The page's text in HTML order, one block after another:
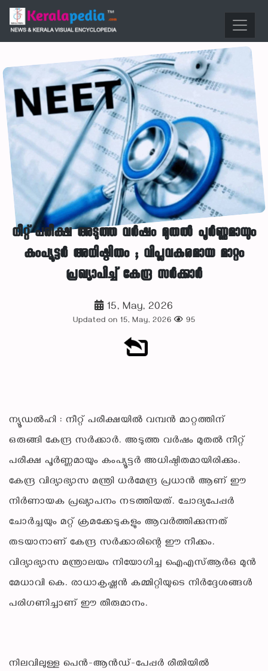
നീറ്റ് പരീക്ഷ അടുത്ത വർഷം മുതൽ പൂർണ്ണമായും
കംപ്യൂട്ടർ അധിഷ്ഠിതം ; വിപ്ലവകരമായ മാറ്റം
പ്രഖ്യാപിച്ച് കേന്ദ്ര സർക്കാർ
15, May, 2026
Updated on 15, May, 2026 95
ന്യൂഡൽഹി : നീറ്റ് പരീക്ഷയിൽ വമ്പൻ മാറ്റത്തിന്
ഒരുങ്ങി കേന്ദ്ര സർക്കാർ. അടുത്ത വർഷം മുതൽ നീറ്റ്
പരീക്ഷ പൂർണ്ണമായും കംപ്യൂട്ടർ അധിഷ്ഠിതമായിരിക്കും.
കേന്ദ്ര വിദ്യാഭ്യാസ മന്ത്രി ധർമേന്ദ്ര പ്രധാൻ ആണ് ഈ
നിർണായക പ്രഖ്യാപനം നടത്തിയത്. ചോദ്യപേപ്പർ
ചോർച്ചയും മറ്റ് ക്രമക്കേടുകളും ആവർത്തിക്കുന്നത്
തടയാനാണ് കേന്ദ്ര സർക്കാരിന്റെ ഈ നീക്കം.
വിദ്യാഭ്യാസ മന്ത്രാലയം നിയോഗിച്ച ഐഎസ്ആർഒ മുൻ
മേധാവി കെ. രാധാകൃഷ്ണൻ കമ്മിറ്റിയുടെ നിർദ്ദേശങ്ങൾ
പരിഗണിച്ചാണ് ഈ തീരുമാനം.
നിലവിലുള്ള പെൻ-ആൻഡ്-പേപ്പർ രീതിയിൽ